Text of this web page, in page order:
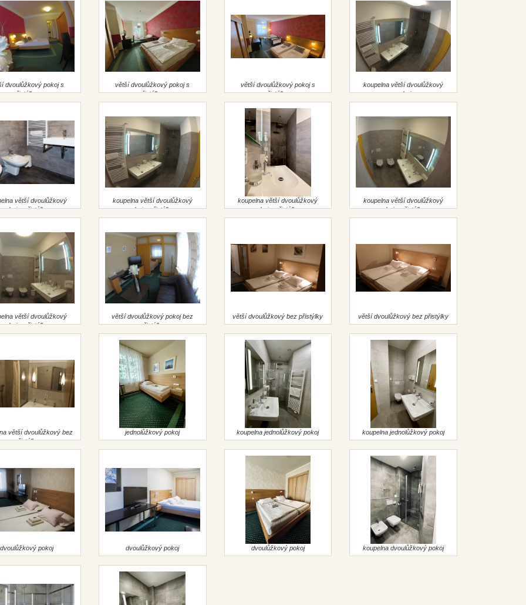
dvoulůžkový pokoj s
přistýlkou
větší dvoulůžkový pokoj s
přistýlkou
větší dvoulůžkový pokoj s
přistýlkou
koupelna větší dvoulůžkový
pokoj
větší dvoulůžkový
pokoj s přistýlkou
koupelna větší dvoulůžkový
pokoj s přistýlkou
koupelna větší dvoulůžkový
pokoj s přistýlkou
koupelna větší dvoulůžkový
pokoj s přistýlkou
větší dvoulůžkový
pokoj s přistýlkou
větší dvoulůžkový pokoj bez
přistýlky
větší dvoulůžkový bez přistýlky větší dvoulůžkový bez přistýlky
větší dvoulůžkový bez
přistýlky
jednolůžkový pokoj koupelna jednolůžkový pokoj koupelna jednolůžkový pokoj
dvoulůžkový pokoj dvoulůžkový pokoj dvoulůžkový pokoj koupelna dvoulůžkový pokoj